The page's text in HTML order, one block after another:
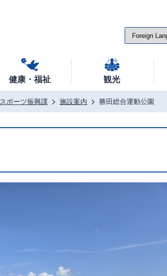
健康・福祉 観光
スポーツ振興課 施設案内 勝田総合運動公園